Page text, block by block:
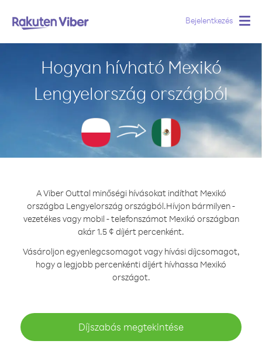
Bejelentkezés
Hogyan hívható Mexikó
Lengyelország országból
A Viber Outtal minőségi hívásokat indíthat Mexikó
országba Lengyelország országból.Hívjon bármilyen -
vezetékes vagy mobil - telefonszámot Mexikó országban
akár 1.5 ¢ díjért percenként.
Vásároljon egyenlegcsomagot vagy hívási díjcsomagot,
hogy a legjobb percenkénti díjért hívhassa Mexikó
országot.
Díjszabás megtekintése